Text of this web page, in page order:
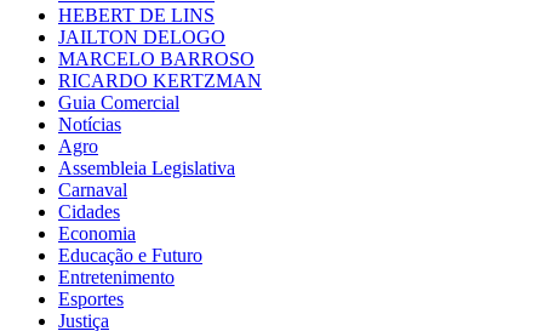
HEBERT DE LINS
JAILTON DELOGO
MARCELO BARROSO
RICARDO KERTZMAN
Guia Comercial
Notícias
Agro
Assembleia Legislativa
Carnaval
Cidades
Economia
Educação e Futuro
Entretenimento
Esportes
Justiça